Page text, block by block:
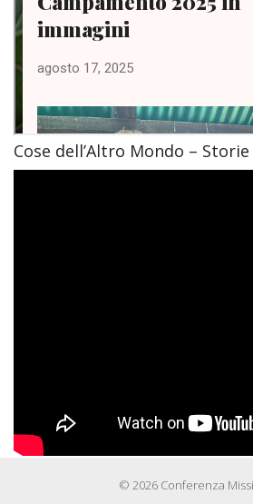
Cose dell’Altro Mondo –
© 2026 Conferenza